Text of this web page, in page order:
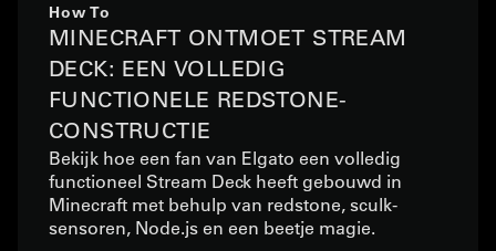
How To
MINECRAFT ONTMOET STREAM
DECK: EEN VOLLEDIG
FUNCTIONELE REDSTONE-
CONSTRUCTIE
Bekijk hoe een fan van Elgato een volledig
functioneel Stream Deck heeft gebouwd in
Minecraft met behulp van redstone, sculk-
sensoren, Node.js en een beetje magie.